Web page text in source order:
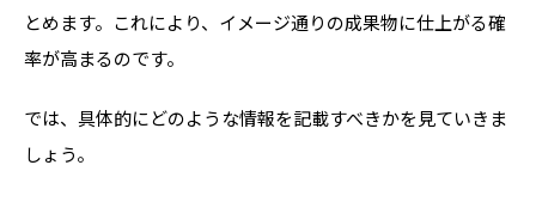
とめます。これにより、イメージ通りの成果物に仕上がる確
率が高まるのです。
では、具体的にどのような情報を記載すべきかを見ていきま
しょう。